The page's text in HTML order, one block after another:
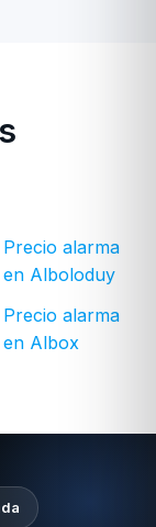
Precio alarma
en Alboloduy
Precio alarma
en Albox